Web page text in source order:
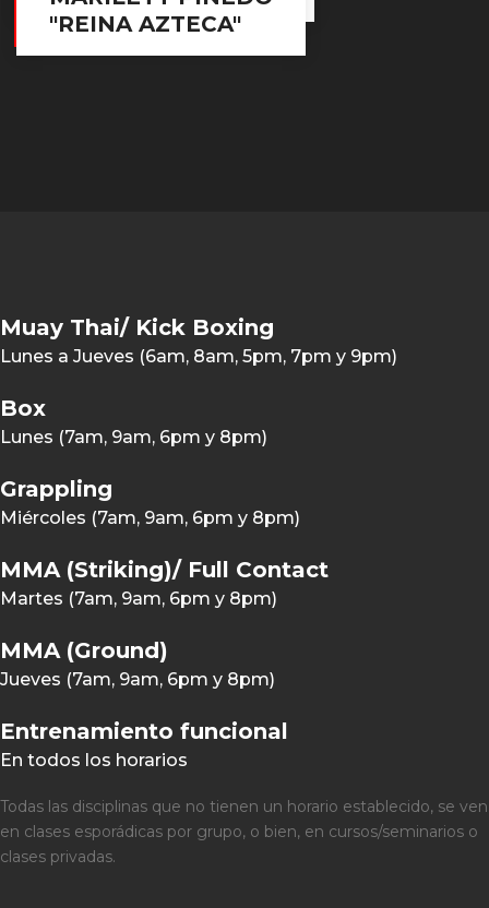
"REINA AZTECA"
Muay Thai/ Kick Boxing
Lunes a Jueves (6am, 8am, 5pm, 7pm y 9pm)
Box
Lunes (7am, 9am, 6pm y 8pm)
Grappling
Miércoles (7am, 9am, 6pm y 8pm)
MMA (Striking)/ Full Contact
Martes (7am, 9am, 6pm y 8pm)
MMA (Ground)
Jueves (7am, 9am, 6pm y 8pm)
Entrenamiento funcional
En todos los horarios
Todas las disciplinas que no tienen un horario establecido, se ven
en clases esporádicas por grupo, o bien, en cursos/seminarios o
clases privadas.